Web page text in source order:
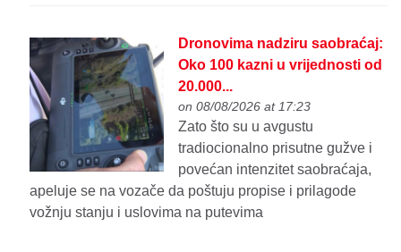
Dronovima nadziru saobraćaj:
Oko 100 kazni u vrijednosti od
20.000...
on 08/08/2026 at 17:23
Zato što su u avgustu
tradiocionalno prisutne gužve i
povećan intenzitet saobraćaja,
apeluje se na vozače da poštuju propise i prilagode
vožnju stanju i uslovima na putevima